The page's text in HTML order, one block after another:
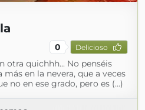
0 Delicioso
otra quichhh... No penséis
en la nevera, que a veces
no en ese grado, pero es (...)